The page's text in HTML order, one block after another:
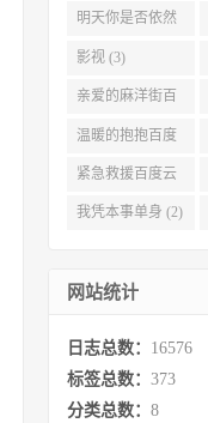
明天你是否依然
爱我百度云 (4)
影视 (3)
亲爱的麻洋街百
度云资源 (3)
温暖的抱抱百度
云 (3)
紧急救援百度云
资源 (2)
我凭本事单身 (2)
网站统计
日志总数： 16576
标签总数： 373
分类总数： 8